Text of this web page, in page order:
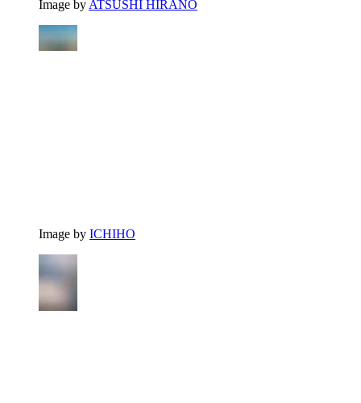
Image by ATSUSHI HIRANO
Image by ICHIHO